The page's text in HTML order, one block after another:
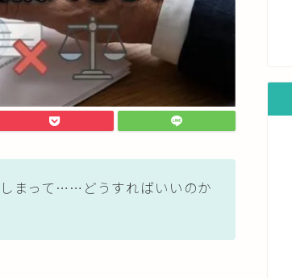
まって……どうすればいいのか